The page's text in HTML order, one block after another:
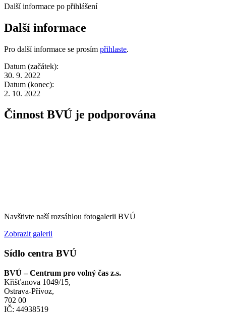
Další informace po přihlášení
Další informace
Pro další informace se prosím přihlaste.
Datum (začátek):
30. 9. 2022
Datum (konec):
2. 10. 2022
Činnost BVÚ je podporována
Navštivte naší rozsáhlou fotogalerii BVÚ
Zobrazit galerii
Sídlo centra BVÚ
BVÚ – Centrum pro volný čas z.s.
Křišťanova 1049/15,
Ostrava-Přívoz,
702 00
IČ: 44938519